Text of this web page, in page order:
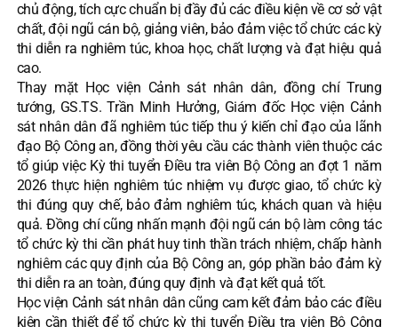
chủ động, tích cực chuẩn bị đầy đủ các điều kiện về cơ sở vật
chất, đội ngũ cán bộ, giảng viên, bảo đảm việc tổ chức các kỳ
thi diễn ra nghiêm túc, khoa học, chất lượng và đạt hiệu quả
cao.
Thay mặt Học viện Cảnh sát nhân dân, đồng chí Trung
tướng, GS.TS. Trần Minh Hưởng, Giám đốc Học viện Cảnh
sát nhân dân đã nghiêm túc tiếp thu ý kiến chỉ đạo của lãnh
đạo Bộ Công an, đồng thời yêu cầu các thành viên thuộc các
tổ giúp việc Kỳ thi tuyển Điều tra viên Bộ Công an đợt 1 năm
2026 thực hiện nghiêm túc nhiệm vụ được giao, tổ chức kỳ
thi đúng quy chế, bảo đảm nghiêm túc, khách quan và hiệu
quả. Đồng chí cũng nhấn mạnh đội ngũ cán bộ làm công tác
tổ chức kỳ thi cần phát huy tinh thần trách nhiệm, chấp hành
nghiêm các quy định của Bộ Công an, góp phần bảo đảm kỳ
thi diễn ra an toàn, đúng quy định và đạt kết quả tốt.
Học viện Cảnh sát nhân dân cũng cam kết đảm bảo các điều
kiện cần thiết để tổ chức kỳ thi tuyển Điều tra viên Bộ Công